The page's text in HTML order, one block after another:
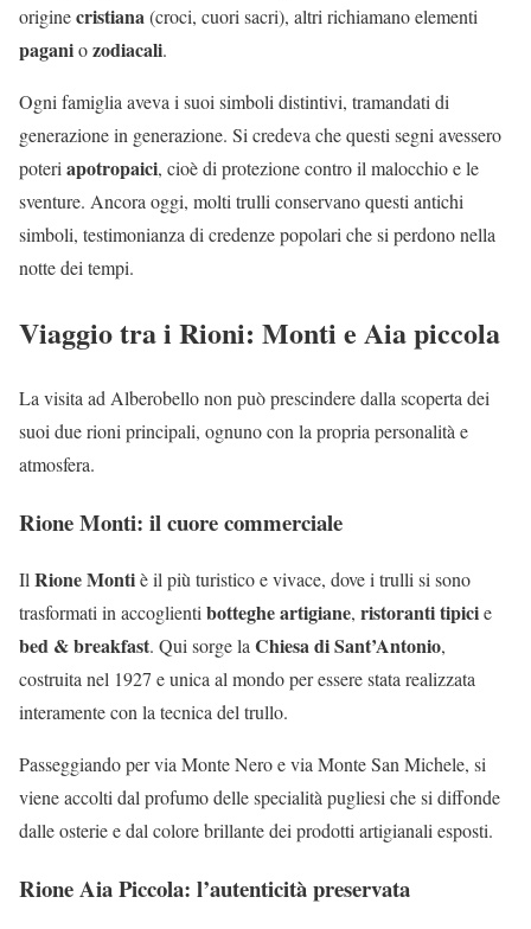
originecristiana(croci, cuori sacri), altri richiamano elementi
paganiozodiacali.
Ogni famiglia aveva i suoi simboli distintivi, tramandati di
generazione in generazione. Si credeva che questi segni avessero
poteri apotropaici, cioè di protezione contro il malocchio e le
sventure. Ancora oggi, molti trulli conservano questi antichi
simboli, testimonianza di credenze popolari che si perdono nella
notte dei tempi.
Viaggio tra i Rioni: Monti e Aia piccola
La visita ad Alberobello non può prescindere dalla scoperta dei
suoi due rioni principali, ognuno con la propria personalità e
atmosfera.
Rione Monti: il cuore commerciale
IlRione Montiè il più turistico e vivace, dove i trulli si sono
trasformati in accoglientibotteghe artigiane, ristoranti tipicie
bed & breakfast. Qui sorge laChiesa di Sant’Antonio,
costruita nel 1927 e unica al mondo per essere stata realizzata
interamente con la tecnica del trullo.
Passeggiando per via Monte Nero e via Monte San Michele, si
viene accolti dal profumo delle specialità pugliesi che si diffonde
dalle osterie e dal colore brillante dei prodotti artigianali esposti.
Rione Aia Piccola: l’autenticità preservata